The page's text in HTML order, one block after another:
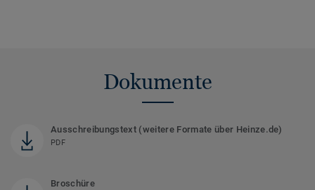
Dokumente
Ausschreibungstext (weitere Formate über Heinze.de)
PDF
Broschüre